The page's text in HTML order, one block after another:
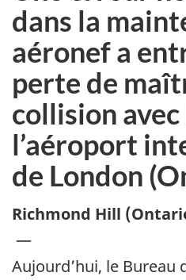
dans la
aéronef a
perte de
collision
l’aéroport
de London
Richmond Hill
—
Aujourd’hui, le Bureau